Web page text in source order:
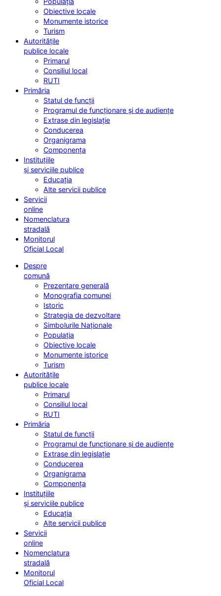
Obiective locale
Monumente istorice
Turism
Autoritățile
publice locale
Primarul
Consiliul local
RUTI
Primăria
Statul de funcții
Programul de funcționare și de audiențe
Extrase din legislație
Conducerea
Organigrama
Componența
Instituțiile
și serviciile publice
Educația
Alte servicii publice
Servicii
online
Nomenclatura
stradală
Monitorul
Oficial Local
Despre
comună
Prezentare generală
Monografia comunei
Istoric
Strategia de dezvoltare
Simbolurile Naționale
Populația
Obiective locale
Monumente istorice
Turism
Autoritățile
publice locale
Primarul
Consiliul local
RUTI
Primăria
Statul de funcții
Programul de funcționare și de audiențe
Extrase din legislație
Conducerea
Organigrama
Componența
Instituțiile
și serviciile publice
Educația
Alte servicii publice
Servicii
online
Nomenclatura
stradală
Monitorul
Oficial Local